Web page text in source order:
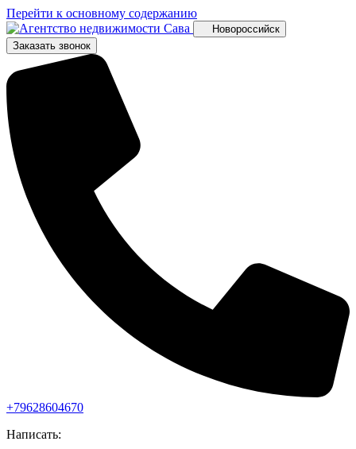
Перейти к основному содержанию
Новороссийск
Заказать звонок
+79628604670
Написать: